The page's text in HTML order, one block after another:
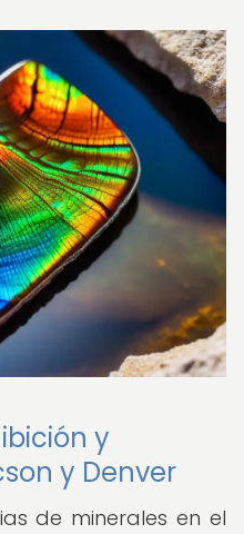
y
y Denver
de minerales en el